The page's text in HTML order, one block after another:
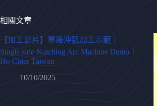
相關文章
【加工影片】單邊沖弧加工示範｜
Single side Notching Arc Machine Demo｜
Ho Chier Taiwan
10/10/2025